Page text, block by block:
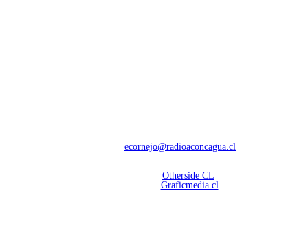
ecornejo@radioaconcagua.cl
Otherside CL
Graficmedia.cl